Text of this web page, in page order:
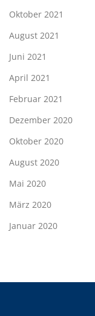
Oktober 2021
August 2021
Juni 2021
April 2021
Februar 2021
Dezember 2020
Oktober 2020
August 2020
Mai 2020
März 2020
Januar 2020